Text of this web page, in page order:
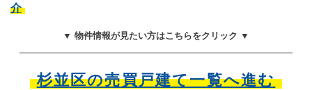
介
▼ 物件情報が見たい方はこちらをクリック ▼
杉並区の売買戸建て一覧へ進む